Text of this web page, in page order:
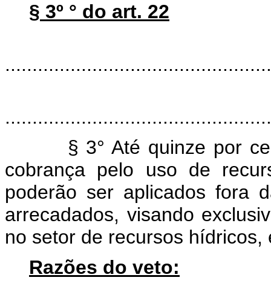
§ 3º ° do art. 22
§ 3° Até quinze por
cobrança pelo uso de
poderão ser aplicados fora
arrecadados, visando
no setor de recursos hídricos,
Razões do veto: